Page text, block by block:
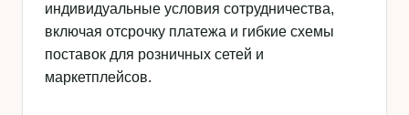
индивидуальные условия сотрудничества,
включая отсрочку платежа и гибкие схемы
поставок для розничных сетей и
маркетплейсов.